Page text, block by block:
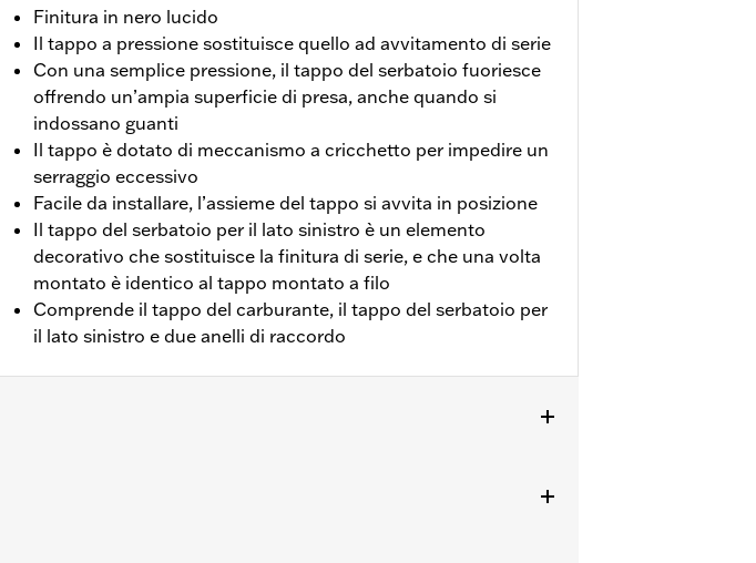
Finitura in nero lucido
Il tappo a pressione sostituisce quello ad avvitamento di serie
Con una semplice pressione, il tappo del serbatoio fuoriesce
offrendo un’ampia superficie di presa, anche quando si
indossano guanti
Il tappo è dotato di meccanismo a cricchetto per impedire un
serraggio eccessivo
Facile da installare, l’assieme del tappo si avvita in posizione
Il tappo del serbatoio per il lato sinistro è un elemento
decorativo che sostituisce la finitura di serie, e che una volta
montato è identico al tappo montato a filo
Comprende il tappo del carburante, il tappo del serbatoio per
il lato sinistro e due anelli di raccordo